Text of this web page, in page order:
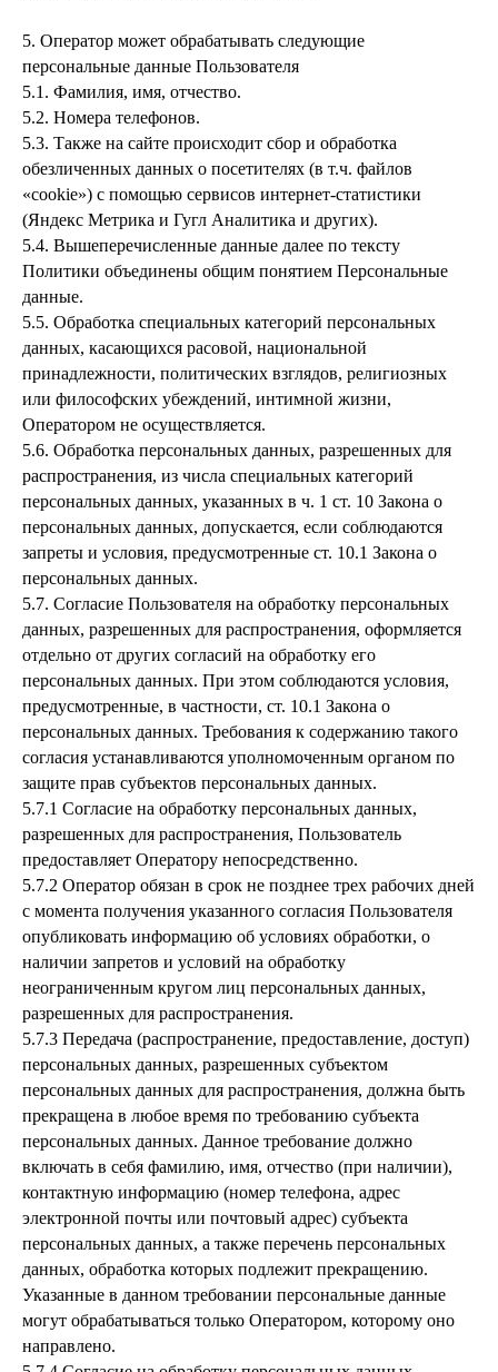
5. Оператор может обрабатывать следующие
персональные данные Пользователя
5.1. Фамилия, имя, отчество.
5.2. Номера телефонов.
5.3. Также на сайте происходит сбор и обработка
обезличенных данных о посетителях (в т.ч. файлов
«cookie») с помощью сервисов интернет-статистики
(Яндекс Метрика и Гугл Аналитика и других).
5.4. Вышеперечисленные данные далее по тексту
Политики объединены общим понятием Персональные
данные.
5.5. Обработка специальных категорий персональных
данных, касающихся расовой, национальной
принадлежности, политических взглядов, религиозных
или философских убеждений, интимной жизни,
Оператором не осуществляется.
5.6. Обработка персональных данных, разрешенных для
распространения, из числа специальных категорий
персональных данных, указанных в ч. 1 ст. 10 Закона о
персональных данных, допускается, если соблюдаются
запреты и условия, предусмотренные ст. 10.1 Закона о
персональных данных.
5.7. Согласие Пользователя на обработку персональных
данных, разрешенных для распространения, оформляется
отдельно от других согласий на обработку его
персональных данных. При этом соблюдаются условия,
предусмотренные, в частности, ст. 10.1 Закона о
персональных данных. Требования к содержанию такого
согласия устанавливаются уполномоченным органом по
защите прав субъектов персональных данных.
5.7.1 Согласие на обработку персональных данных,
разрешенных для распространения, Пользователь
предоставляет Оператору непосредственно.
5.7.2 Оператор обязан в срок не позднее трех рабочих дней
с момента получения указанного согласия Пользователя
опубликовать информацию об условиях обработки, о
наличии запретов и условий на обработку
неограниченным кругом лиц персональных данных,
разрешенных для распространения.
5.7.3 Передача (распространение, предоставление, доступ)
персональных данных, разрешенных субъектом
персональных данных для распространения, должна быть
прекращена в любое время по требованию субъекта
персональных данных. Данное требование должно
включать в себя фамилию, имя, отчество (при наличии),
контактную информацию (номер телефона, адрес
электронной почты или почтовый адрес) субъекта
персональных данных, а также перечень персональных
данных, обработка которых подлежит прекращению.
Указанные в данном требовании персональные данные
могут обрабатываться только Оператором, которому оно
направлено.